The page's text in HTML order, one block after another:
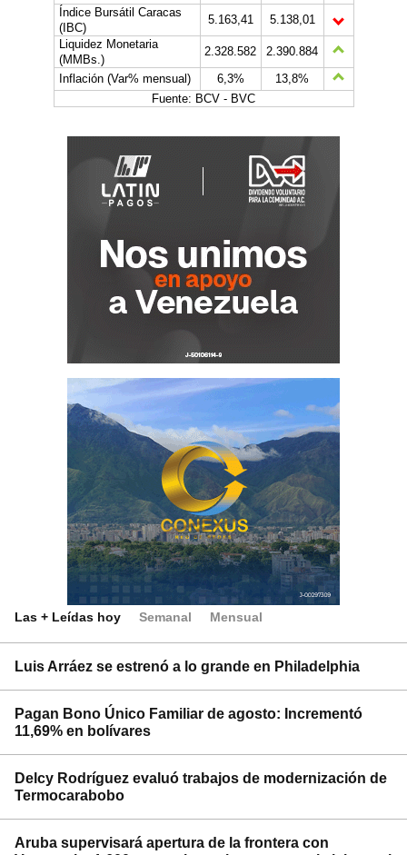
Índice Bursátil Caracas
(IBC)
5.163,41
5.138,01
Liquidez Monetaria
(MMBs.)
2.328.582
2.390.884
Inflación (Var% mensual)
6,3%
13,8%
Fuente: BCV - BVC
Las + Leídas hoy Semanal Mensual
Luis Arráez se estrenó a lo grande en Philadelphia
Pagan Bono Único Familiar de agosto: Incrementó
11,69% en bolívares
Delcy Rodríguez evaluó trabajos de modernización de
Termocarabobo
Aruba supervisará apertura de la frontera con